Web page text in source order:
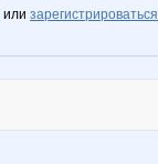
или зарегистрироваться